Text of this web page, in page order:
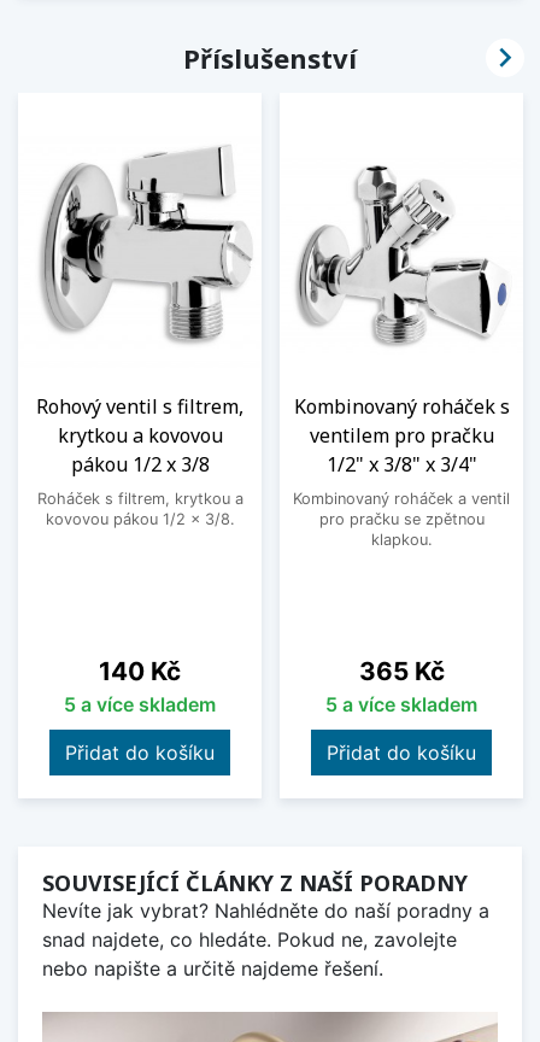
Příslušenství
Rohový ventil s filtrem,
krytkou a kovovou
pákou 1/2 x 3/8
Roháček s filtrem, krytkou a
kovovou pákou 1/2 x 3/8.
Cena
140 Kč
5 a více skladem
Přidat do košíku
Kombinovaný roháček s
ventilem pro pračku
1/2" x 3/8" x 3/4"
Kombinovaný roháček a ventil
pro pračku se zpětnou
klapkou.
Cena
365 Kč
5 a více skladem
Přidat do košíku

SOUVISEJÍCÍ ČLÁNKY Z NAŠÍ PORADNY
Nevíte jak vybrat? Nahlédněte do naší poradny a
snad najdete, co hledáte. Pokud ne, zavolejte
nebo napište a určitě najdeme řešení.